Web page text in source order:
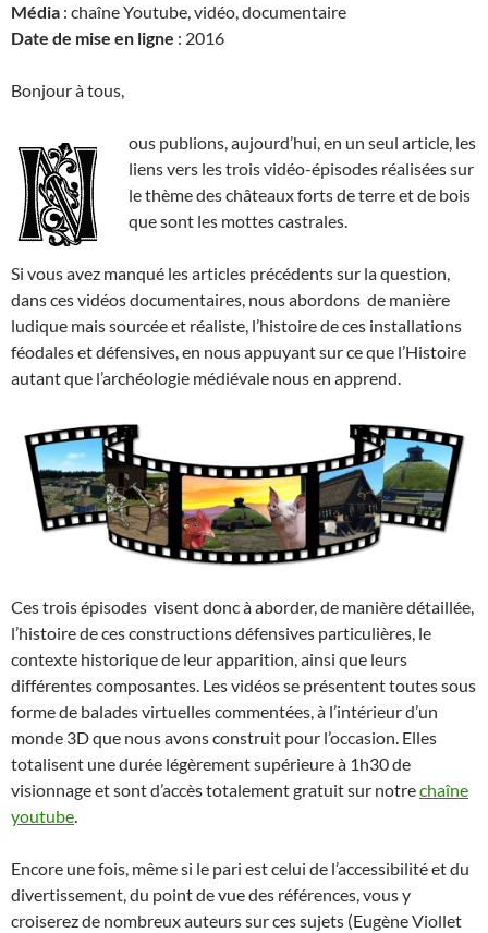
Média : chaîne Youtube, vidéo, documentaire
Date de mise en ligne : 2016
Bonjour à tous,
ous publions, aujourd’hui, en un seul article, les
liens vers les trois vidéo-épisodes réalisées sur
le thème des châteaux forts de terre et de bois
que sont les mottes castrales.
Si vous avez manqué les articles précédents sur la question,
dans ces vidéos documentaires, nous abordons de manière
ludique mais sourcée et réaliste, l’histoire de ces installations
féodales et défensives, en nous appuyant sur ce que l’Histoire
autant que l’archéologie médiévale nous en apprend.
Ces trois épisodes visent donc à aborder, de manière détaillée,
l’histoire de ces constructions défensives particulières, le
contexte historique de leur apparition, ainsi que leurs
différentes composantes. Les vidéos se présentent toutes sous
forme de balades virtuelles commentées, à l’intérieur d’un
monde 3D que nous avons construit pour l’occasion. Elles
totalisent une durée légèrement supérieure à 1h30 de
visionnage et sont d’accès totalement gratuit sur notrechaîne
youtube.
Encore une fois, même si le pari est celui de l’accessibilité et du
divertissement, du point de vue des références, vous y
croiserez de nombreux auteurs sur ces sujets (Eugène Viollet